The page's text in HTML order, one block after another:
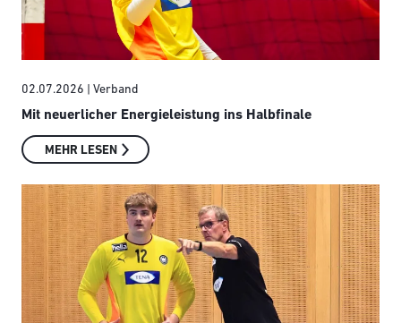
02.07.2026 | Verband
Mit neuerlicher Energieleistung ins Halbfinale
MEHR LESEN